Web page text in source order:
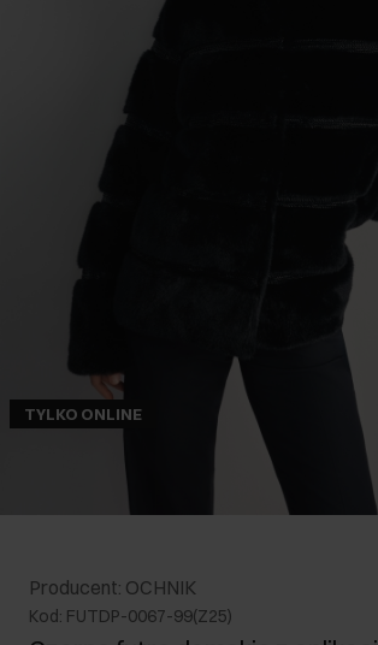
TYLKO ONLINE
Producent: OCHNIK
Kod: FUTDP-0067-99(Z25)